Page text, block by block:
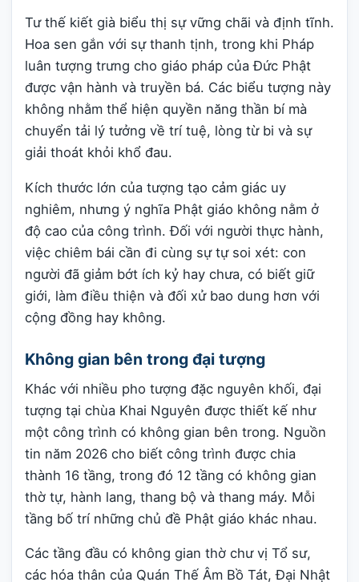
Tư thế kiết già biểu thị sự vững chãi và định tĩnh.
Hoa sen gắn với sự thanh tịnh, trong khi Pháp
luân tượng trưng cho giáo pháp của Đức Phật
được vận hành và truyền bá. Các biểu tượng này
không nhằm thể hiện quyền năng thần bí mà
chuyển tải lý tưởng về trí tuệ, lòng từ bi và sự
giải thoát khỏi khổ đau.
Kích thước lớn của tượng tạo cảm giác uy
nghiêm, nhưng ý nghĩa Phật giáo không nằm ở
độ cao của công trình. Đối với người thực hành,
việc chiêm bái cần đi cùng sự tự soi xét: con
người đã giảm bớt ích kỷ hay chưa, có biết giữ
giới, làm điều thiện và đối xử bao dung hơn với
cộng đồng hay không.
Không gian bên trong đại tượng
Khác với nhiều pho tượng đặc nguyên khối, đại
tượng tại chùa Khai Nguyên được thiết kế như
một công trình có không gian bên trong. Nguồn
tin năm 2026 cho biết công trình được chia
thành 16 tầng, trong đó 12 tầng có không gian
thờ tự, hành lang, thang bộ và thang máy. Mỗi
tầng bố trí những chủ đề Phật giáo khác nhau.
Các tầng đầu có không gian thờ chư vị Tổ sư,
các hóa thân của Quán Thế Âm Bồ Tát, Đại Nhật